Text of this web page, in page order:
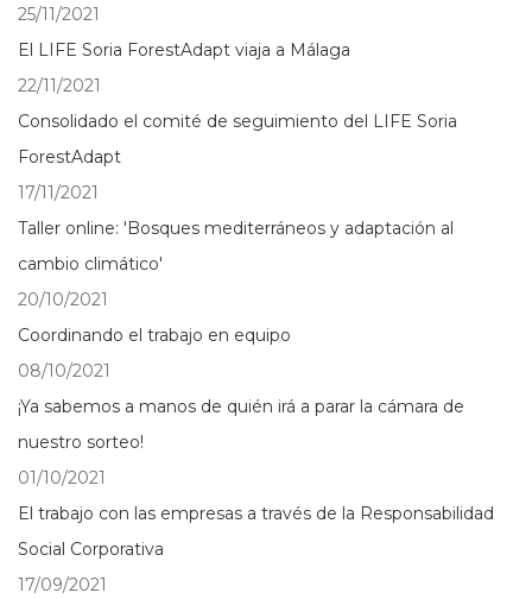
25/11/2021
El LIFE Soria ForestAdapt viaja a Málaga
22/11/2021
Consolidado el comité de seguimiento del LIFE Soria
ForestAdapt
17/11/2021
Taller online: 'Bosques mediterráneos y adaptación al
cambio climático'
20/10/2021
Coordinando el trabajo en equipo
08/10/2021
¡Ya sabemos a manos de quién irá a parar la cámara de
nuestro sorteo!
01/10/2021
El trabajo con las empresas a través de la Responsabilidad
Social Corporativa
17/09/2021